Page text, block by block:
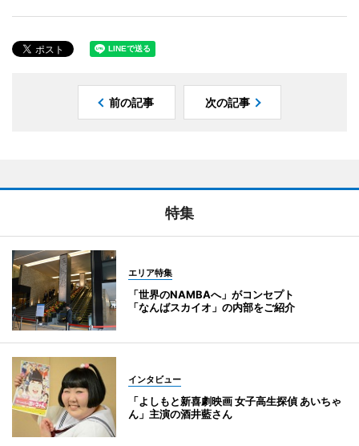
前の記事 次の記事
特集
エリア特集
「世界のNAMBAへ」がコンセプト
「なんばスカイオ」の内部をご紹介
インタビュー
「よしもと新喜劇映画 女子高生探偵 あいちゃ
ん」主演の酒井藍さん